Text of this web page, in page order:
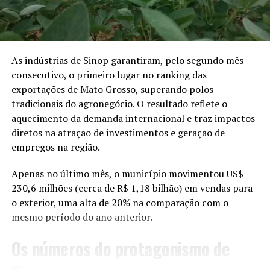
(como o Onçafari, SEMA e
o CRAS). Nesse tempo ele
ganhou peso, realizou
exames e tratamentos.
Ele ganhou mais de 15kg
até estar apto para a
soltura”, afirmou Marcos.
Secretaria de Estado de Meio Ambiente de Mato Grosso
(Sema-MT), em Cuiabá, onde recebeu os primeiros
cuidados e passou por exames. Depois, foi levado ao
Centro de Reabilitação de Animais Silvestres (CRAS), em
As indústrias de Sinop garantiram, pelo segundo mês
consecutivo, o primeiro lugar no ranking das
exportações de Mato Grosso, superando polos
tradicionais do agronegócio. O resultado reflete o
aquecimento da demanda internacional e traz impactos
diretos na atração de investimentos e geração de
empregos na região.
Apenas no último mês, o município movimentou US$
230,6 milhões (cerca de R$ 1,18 bilhão) em vendas para
o exterior, uma alta de 20% na comparação com o
mesmo período do ano anterior.
Os números do protagonismo de